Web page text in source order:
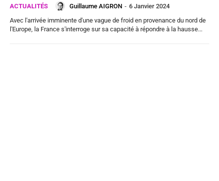
ACTUALITÉS Guillaume AIGRON - 6 Janvier 2024
Avec l'arrivée imminente d'une vague de froid en provenance du nord de
l'Europe, la France s'interroge sur sa capacité à répondre à la hausse...